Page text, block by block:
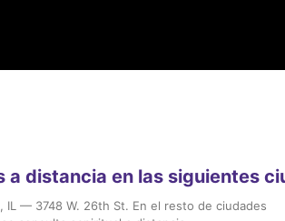
a distancia en las siguientes
IL — 3748 W. 26th St. En el resto de ciudades